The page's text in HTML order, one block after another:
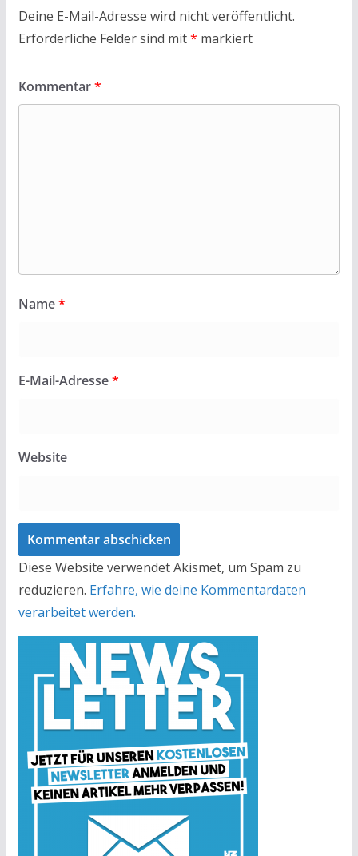
Deine E-Mail-Adresse wird nicht veröffentlicht.
Erforderliche Felder sind mit* markiert
Kommentar*
Name*
E-Mail-Adresse*
Website
Diese Website verwendet Akismet, um Spam zu
reduzieren. Erfahre, wie deine Kommentardaten
verarbeitet werden.